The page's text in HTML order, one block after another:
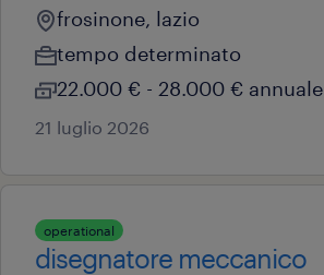
frosinone, lazio
tempo determinato
22.000 € - 28.000 € annuale
21 luglio 2026
operational
disegnatore meccanico